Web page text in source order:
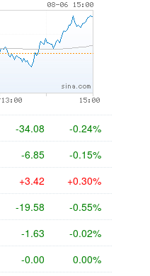
-34.08 -0.24%
-6.85 -0.15%
+3.42 +0.30%
-19.58 -0.55%
-1.63 -0.02%
-0.00 0.00%